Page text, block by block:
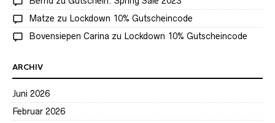
Matze zu Lockdown 10% Gutscheincode
Bovensiepen Carina zu Lockdown 10% Gutscheincode
ARCHIV
Juni 2026
Februar 2026